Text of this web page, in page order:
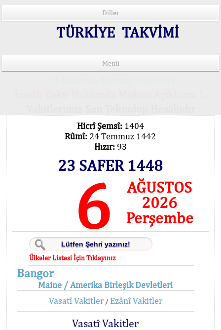
Diller
TÜRKİYE TAKVİMİ
Menü
Hicrî Şemsî: 1404
Rûmî: 24 Temmuz 1442
Hızır: 93
23 SAFER 1448
6
AĞUSTOS
2026
Perşembe
Ülkeler Listesi İçin Tıklayınız
Bangor
Maine / Amerika Birleşik Devletleri
Vasatî Vakitler/ Ezânî Vakitler
Vasatî Vakitler